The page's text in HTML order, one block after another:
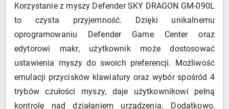
Korzystanie z myszy Defender SKY DRAGON GM-090L
to czysta przyjemność. Dzięki unikalnemu
oprogramowaniu Defender Game Center oraz
edytorowi makr, użytkownik może dostosować
ustawienia myszy do swoich preferencji. Możliwość
emulacji przycisków klawiatury oraz wybór spośród 4
trybów czułości myszy, daje użytkownikowi pełną
kontrolę nad działaniem urządzenia. Dodatkowo,